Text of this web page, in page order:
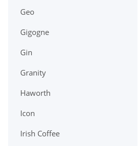
Geo
Gigogne
Gin
Granity
Haworth
Icon
Irish Coffee